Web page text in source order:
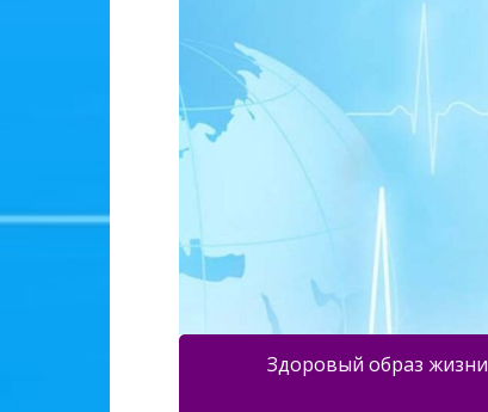
Здоровый образ жизни